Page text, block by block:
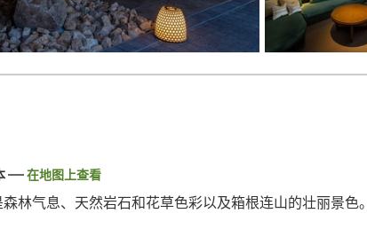
在地图上查看
林气息、天然岩石和花草色彩以及箱根连山的壮丽景色。